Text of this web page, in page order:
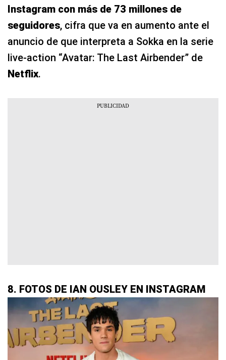
Instagram con más de 73 millones de
seguidores, cifra que va en aumento ante el
anuncio de que interpreta a Sokka en la serie
live-action “Avatar: The Last Airbender” de
Netflix.
8. FOTOS DE IAN OUSLEY EN INSTAGRAM